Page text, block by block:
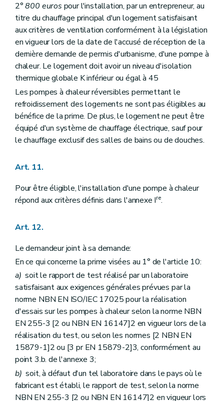
2°800 euros pour l'installation, par un entrepreneur, au
titre du chauffage principal d'un logement satisfaisant
aux critères de ventilation conformément à la législation
en vigueur lors de la date de l'accusé de réception de la
dernière demande de permis d'urbanisme, d'une pompe à
chaleur. Le logement doit avoir un niveau d'isolation
thermique globale K inférieur ou égal à 45
Les pompes à chaleur réversibles permettant le
refroidissement des logements ne sont pas éligibles au
bénéfice de la prime. De plus, le logement ne peut être
équipé d'un système de chauffage électrique, sauf pour
le chauffage exclusif des salles de bains ou de douches.
Art. 11.
Pour être éligible, l'installation d'une pompe à chaleur
répond aux critères définis dans l'annexe Ire.
Art. 12.
Le demandeur joint à sa demande:
En ce qui concerne la prime visées au 1° de l'article 10:
a) soit le rapport de test réalisé par un laboratoire
satisfaisant aux exigences générales prévues par la
norme NBN EN ISO/IEC 17025 pour la réalisation
d'essais sur les pompes à chaleur selon la norme NBN
EN 255-3 [2 ou NBN EN 16147]2 en vigueur lors de la
réalisation du test, ou selon les normes [2 NBN EN
15879-1]2 ou [3 pr EN 15879-2]3, conformément au
point 3.b. de l'annexe 3;
b) soit, à défaut d'un tel laboratoire dans le pays où le
fabricant est établi, le rapport de test, selon la norme
NBN EN 255-3 [2 ou NBN EN 16147]2 en vigueur lors